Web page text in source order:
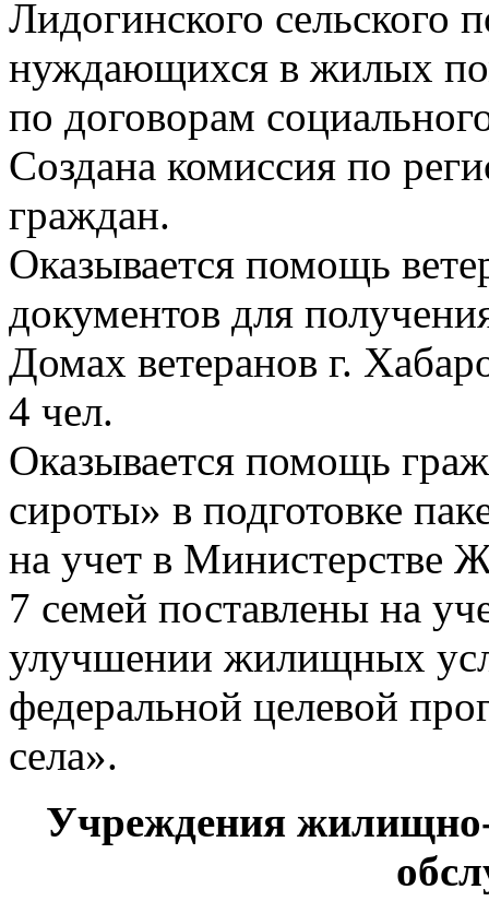
Лидогинского сельского
нуждающихся в жилых
по договорам
Создана комиссия по
граждан.
Оказывается помощь
документов для
Домах ветеранов г.
4 чел.
Оказывается помощь
сироты» в подготовке
на учет в Министерстве
7 семей поставлены на
улучшении жилищных
федеральной целевой
села».
Учреждения